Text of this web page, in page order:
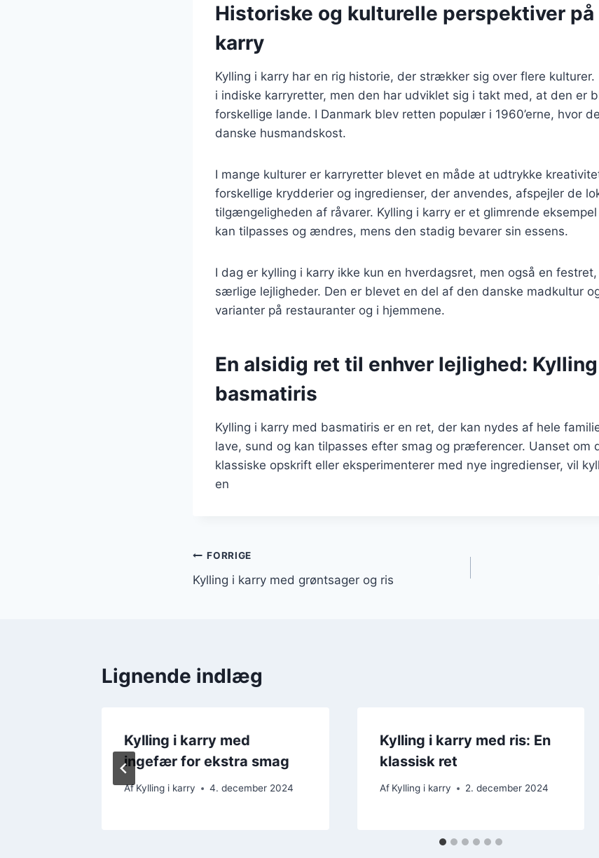
Historiske og kulturelle perspektiver
karry
Kylling i karry har en rig historie, der strækker sig over flere
i indiske karryretter, men den har udviklet sig i takt med, at den er
forskellige lande. I Danmark blev retten populær i 1960’erne, hvor
danske husmandskost.
I mange kulturer er karryretter blevet en måde at udtrykke
forskellige krydderier og ingredienser, der anvendes, afspejler de
tilgængeligheden af råvarer. Kylling i karry er et glimrende
kan tilpasses og ændres, mens den stadig bevarer sin essens.
I dag er kylling i karry ikke kun en hverdagsret, men også en
særlige lejligheder. Den er blevet en del af den danske madkultur
varianter på restauranter og i hjemmene.
En alsidig ret til enhver lejlighed:
basmatiris
Kylling i karry med basmatiris er en ret, der kan nydes af hele
lave, sund og kan tilpasses efter smag og præferencer. Uanset om
klassiske opskrift eller eksperimenterer med nye ingredienser, vil
en
Indlægsnavigation
FORRIGE
Kylling i karry med grøntsager og ris
Lignende indlæg
Kylling i karry med
ingefær for ekstra smag
Af Kylling i karry 4. december 2024
Kylling i karry med ris: En
klassisk ret
Af Kylling i karry 2. december 2024